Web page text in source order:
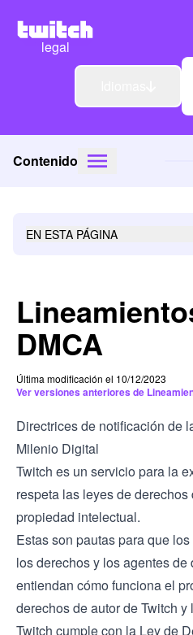
legal
Contenido
DMCA
EN ESTA PÁGINA
Última modificación el 10/12/2023
Ver versiones anteriores de
Directrices de notificación de
Milenio Digital
Twitch es un servicio para la
respeta las leyes de
propiedad intelectual.
Estas son pautas para que
los derechos y los agentes de
entiendan cómo funciona el
derechos de autor de Twitch
Twitch cumple con la Ley de